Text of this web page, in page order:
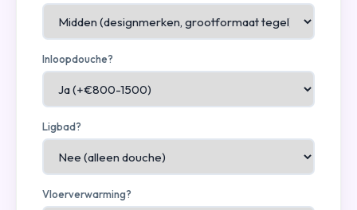
Inloopdouche?
Ligbad?
Vloerverwarming?